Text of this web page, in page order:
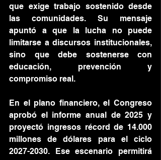
que exige trabajo sostenido desde
las comunidades. Su mensaje
apuntó a que la lucha no puede
limitarse a discursos institucionales,
sino que debe sostenerse con
educación, prevención y
compromiso real.
En el plano financiero, el Congreso
aprobó el informe anual de 2025 y
proyectó ingresos récord de 14.000
millones de dólares para el ciclo
2027-2030. Ese escenario permitirá